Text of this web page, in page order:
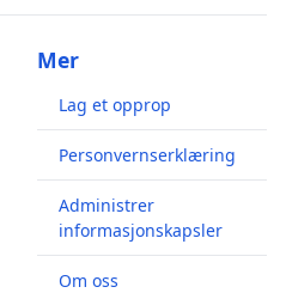
Mer
Lag et opprop
Personvernserklæring
Administrer
informasjonskapsler
Om oss